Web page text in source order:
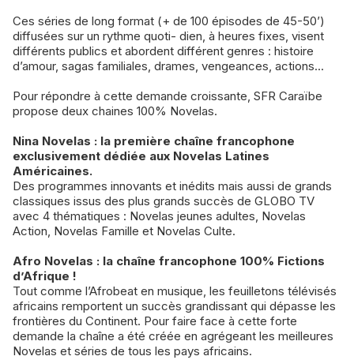
Ces séries de long format (+ de 100 épisodes de 45-50’)
diffusées sur un rythme quoti- dien, à heures fixes, visent
différents publics et abordent différent genres : histoire
d’amour, sagas familiales, drames, vengeances, actions...
Pour répondre à cette demande croissante, SFR Caraïbe
propose deux chaines 100% Novelas.
Nina Novelas : la première chaîne francophone
exclusivement dédiée aux Novelas Latines
Américaines.
Des programmes innovants et inédits mais aussi de grands
classiques issus des plus grands succès de GLOBO TV
avec 4 thématiques : Novelas jeunes adultes, Novelas
Action, Novelas Famille et Novelas Culte.
Afro Novelas : la chaîne francophone 100% Fictions
d’Afrique !
Tout comme l’Afrobeat en musique, les feuilletons télévisés
africains remportent un succès grandissant qui dépasse les
frontières du Continent. Pour faire face à cette forte
demande la chaîne a été créée en agrégeant les meilleures
Novelas et séries de tous les pays africains.